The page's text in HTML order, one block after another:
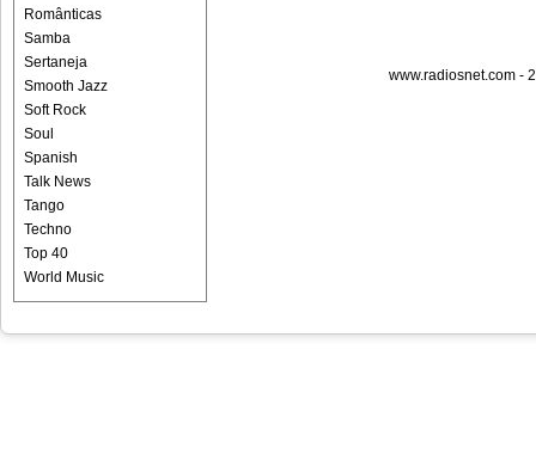
Românticas
Samba
Sertaneja
Smooth Jazz
Soft Rock
Soul
Spanish
Talk News
Tango
Techno
Top 40
World Music
www.radiosnet.com -